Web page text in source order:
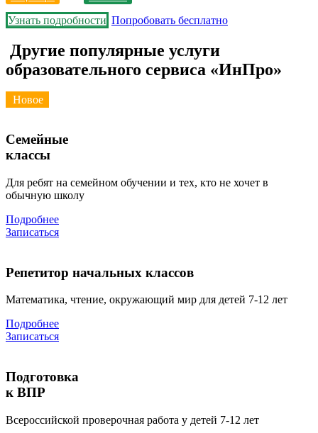
Узнать подробности Попробовать бесплатно
Другие популярные услуги
образовательного сервиса «ИнПро»
Новое
Семейные
классы
Для ребят на семейном обучении и тех, кто не хочет в
обычную школу
Подробнее
Записаться
Репетитор начальных классов
Математика, чтение, окружающий мир для детей 7-12 лет
Подробнее
Записаться
Подготовка
к ВПР
Всероссийской проверочная работа у детей 7-12 лет